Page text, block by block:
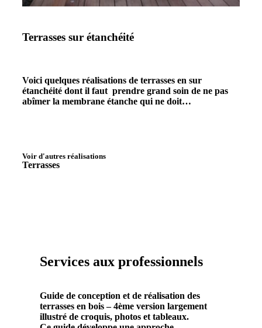
Terrasses sur étanchéité
Voici quelques réalisations de terrasses en sur
étanchéité dont il faut prendre grand soin de ne pas
abîmer la membrane étanche qui ne doit…
Voir d'autres réalisations
Terrasses
Services aux professionnels
Guide de conception et de réalisation des
terrasses en bois – 4ème version largement
illustré de croquis, photos et tableaux.